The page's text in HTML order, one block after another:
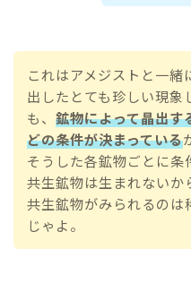
これはアメジストと一緒
出したとても珍しい現象
も、 鉱物によって晶出す
どの条件が決まっている
そうした各鉱物ごとに条
共生鉱物は生まれないか
共生鉱物がみられるのは
じゃよ。